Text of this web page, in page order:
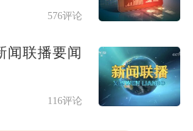
2028年的市场发行规模
即是目前规模的10倍
快之势。
576评论
闻联播要闻
116评论